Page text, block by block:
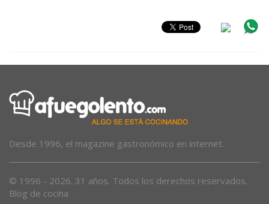
Desde 1996, el magazine gastronómico en internet.
© 1996 - 2026. 31 años. Todos los derechos reservados.
Blog de cocina